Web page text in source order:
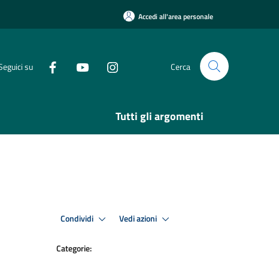
Accedi all'area personale
su Cerca
Tutti gli argomenti
Condividi Vedi azioni
Categorie: